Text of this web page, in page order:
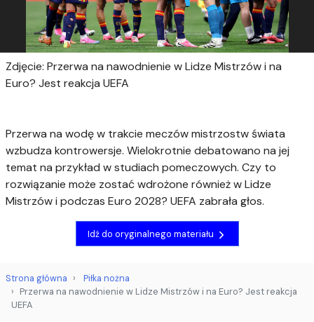
Zdjęcie: Przerwa na nawodnienie w Lidze Mistrzów i na
Euro? Jest reakcja UEFA
Przerwa na wodę w trakcie meczów mistrzostw świata
wzbudza kontrowersje. Wielokrotnie debatowano na jej
temat na przykład w studiach pomeczowych. Czy to
rozwiązanie może zostać wdrożone również w Lidze
Mistrzów i podczas Euro 2028? UEFA zabrała głos.
Idź do oryginalnego materiału
Strona główna
Piłka nożna
Przerwa na nawodnienie w Lidze Mistrzów i na Euro? Jest reakcja
UEFA